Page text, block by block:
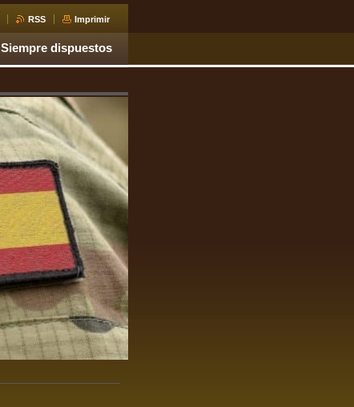
RSS Imprimir
Siempre dispuestos